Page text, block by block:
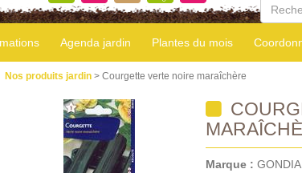
Agenda jardin Plantes du mois
Nos produits jardin > Courgette verte noire maraîchère
Marque :